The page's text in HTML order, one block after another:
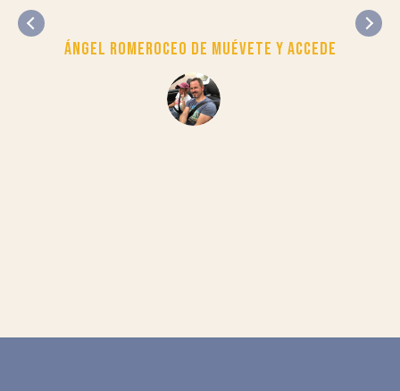
Ángel RomeroCEO de Muévete y Accede